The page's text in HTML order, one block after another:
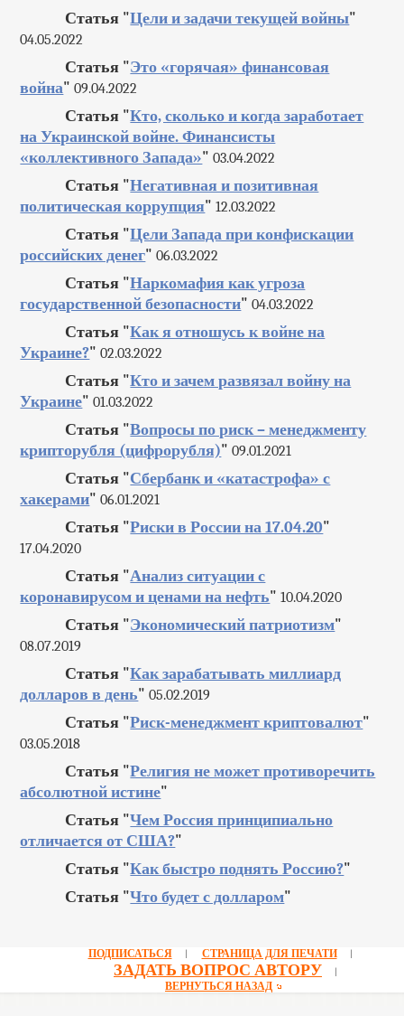
Статья "Цели и задачи текущей войны"
04.05.2022
Статья "Это «горячая» финансовая
война" 09.04.2022
Статья "Кто, сколько и когда заработает
на Украинской войне. Финансисты
«коллективного Запада»" 03.04.2022
Статья "Негативная и позитивная
политическая коррупция" 12.03.2022
Статья "Цели Запада при конфискации
российских денег" 06.03.2022
Статья "Наркомафия как угроза
государственной безопасности" 04.03.2022
Статья "Как я отношусь к войне на
Украине?" 02.03.2022
Статья "Кто и зачем развязал войну на
Украине" 01.03.2022
Статья "Вопросы по риск – менеджменту
крипторубля (цифрорубля)" 09.01.2021
Статья "Сбербанк и «катастрофа» с
хакерами" 06.01.2021
Статья "Риски в России на 17.04.20"
17.04.2020
Статья "Анализ ситуации с
коронавирусом и ценами на нефть" 10.04.2020
Статья "Экономический патриотизм"
08.07.2019
Статья "Как зарабатывать миллиард
долларов в день" 05.02.2019
Статья "Риск-менеджмент криптовалют"
03.05.2018
Статья "Религия не может противоречить
абсолютной истине"
Статья "Чем Россия принципиально
отличается от США?"
Статья "Как быстро поднять Россию?"
Статья "Что будет с долларом"
ПОДПИСАТЬСЯ СТРАНИЦА ДЛЯ ПЕЧАТИ
ЗАДАТЬ ВОПРОС АВТОРУ
ВЕРНУТЬСЯ НАЗАД